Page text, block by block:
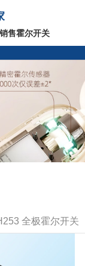
售霍尔开关
全极霍尔开关